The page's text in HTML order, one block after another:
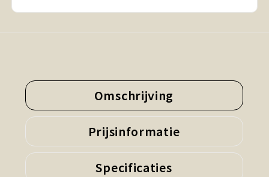
Omschrijving
Prijsinformatie
Specificaties